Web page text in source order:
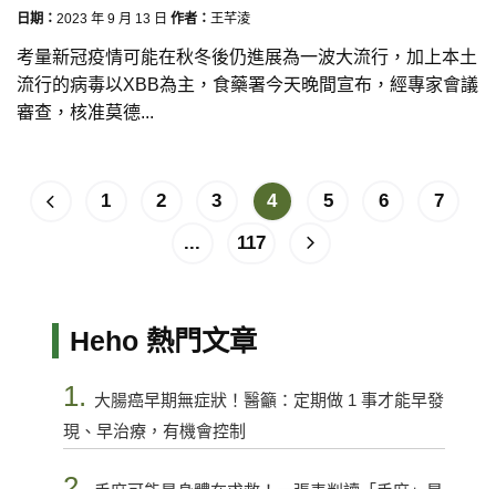
日期： 2023 年 9 月 13 日 作者： 王芊淩
考量新冠疫情可能在秋冬後仍進展為一波大流行，加上本土
流行的病毒以XBB為主，食藥署今天晚間宣布，經專家會議
審查，核准莫德...
1 2 3 4 5 6
7
...
117
Heho 熱門文章
1. 大腸癌早期無症狀！醫籲：定期做 1 事才能早發
現、早治療，有機會控制